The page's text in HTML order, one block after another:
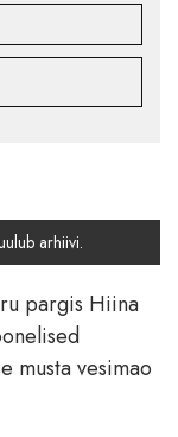
arhiivi.
pargis Hiina
musta vesimao